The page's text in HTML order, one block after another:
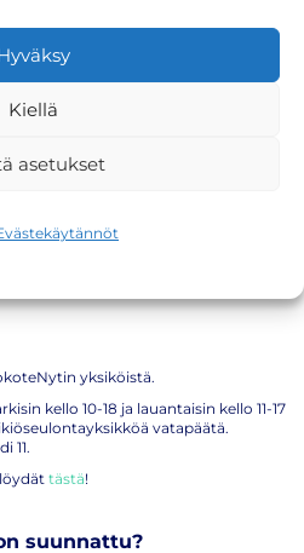
Kiellä
asetukset
on hengitystieinfektio, joka voi olla
kuten iäkkäille ja pienille
yli 60-vuotialle ja raskaana oleville
hoivakodeissa ja yleisesti
ja korkeaa kuumetta.
keuhkoputkentulehdusta,
Rokotteella voit kuitenkin
yksiköistä.
kello 10-18 ja lauantaisin kello 11-17
vatapäätä.
11.
tästä!
suunnattu?